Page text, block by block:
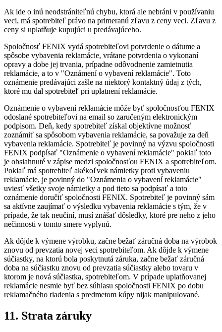
Ak ide o inú neodstrániteľnú chybu, ktorá ale nebráni v používaniu
veci, má spotrebiteľ právo na primeranú zľavu z ceny veci. Zľavu z
ceny si uplatňuje kupujúci u predávajúceho.
Spoločnosť FENIX vydá spotrebiteľovi potvrdenie o dátume a
spôsobe vybavenia reklamácie, vrátane potvrdenia o vykonaní
opravy a dobe jej trvania, prípadne odôvodnenie zamietnutia
reklamácie, a to v "Oznámení o vybavení reklamácie". Toto
oznámenie predávajúci zašle na niektorý kontaktný údaj z tých,
ktoré mu dal spotrebiteľ pri uplatnení reklamácie.
Oznámenie o vybavení reklamácie môže byť spoločnosťou FENIX
odoslané spotrebiteľovi na email so zaručeným elektronickým
podpisom. Deň, kedy spotrebiteľ získal objektívne možnosť
zoznámiť sa spôsobom vybavenia reklamácie, sa považuje za deň
vybavenia reklamácie. Spotrebiteľ je povinný na výzvu spoločnosti
FENIX podpísať "Oznámenie o vybavení reklamácie" pokiaľ toto
je obsiahnuté v zápise medzi spoločnosťou FENIX a spotrebiteľom.
Pokiaľ má spotrebiteľ akékoľvek námietky proti vybaveniu
reklamácie, je povinný do "Oznámenia o vybavení reklamácie"
uviesť všetky svoje námietky a pod tieto sa podpísať a toto
oznámenie doručiť spoločnosti FENIX. Spotrebiteľ je povinný sám
sa aktívne zaujímať o výsledku vybavenia reklamácie s tým, že v
prípade, že tak neučiní, musí znášať dôsledky, ktoré pre neho z jeho
nečinnosti v tomto smere vyplynú.
Ak dôjde k výmene výrobku, začne bežať záručná doba na výrobok
znovu od prevzatia novej veci spotrebiteľom. Ak dôjde k výmene
súčiastky, na ktorú bola poskytnutá záruka, začne bežať záručná
doba na súčiastku znovu od prevzatia súčiastky alebo tovaru v
ktorom je nová súčiastka, spotrebiteľom. V prípade uplatňovanej
reklamácie nesmie byť bez súhlasu spoločnosti FENIX po dobu
reklamačného riadenia s predmetom kúpy nijak manipulované.
11. Strata záruky